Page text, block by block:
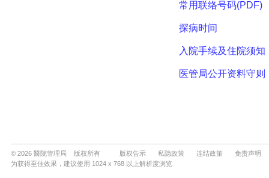
© 2026 醫院管理局 版权所有 版权告示 私隐政策 连结政策
免责声明
为获得至佳效果，建议使用 1024 x 768 以上解析度浏览